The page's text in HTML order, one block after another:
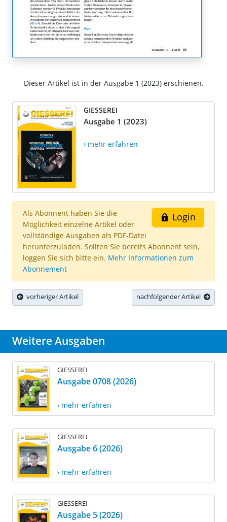
Dieser Artikel ist in der Ausgabe 1 (2023) erschienen.
GIESSEREI
Ausgabe 1 (2023)
› mehr erfahren
Login
Als Abonnent haben Sie die
Möglichkeit einzelne Artikel oder
vollständige Ausgaben als PDF-Datei
herunterzuladen. Sollten Sie bereits Abonnent sein,
loggen Sie sich bitte ein. Mehr Informationen zum
Abonnement
vorheriger Artikel nachfolgender Artikel
Weitere Ausgaben
GIESSEREI
Ausgabe 0708 (2026)
› mehr erfahren
GIESSEREI
Ausgabe 6 (2026)
› mehr erfahren
GIESSEREI
Ausgabe 5 (2026)